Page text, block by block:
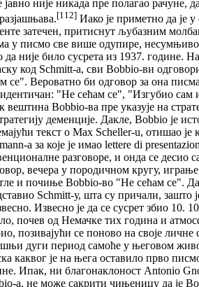
јавно није никада пре полагао рачуне,
[112] Иако је приметно да је
затечен, притиснут љубазним
у писмо све више одупире, несумњиво
да није било сусрета из 1937. године.
код Schmitt-а, сви Bobbio-ви
се". Вероватно би одговор за она
"Не сећам се", "Изгубио сам
вештина Bobbio-ва пре указује на
деменције. Дакле, Bobbio је
текст о Max Scheller-u, отишао је
a за које је имао lettere di
разговоре, и онда се десио
вечера у породичном кругу,
и почиње Bobbio-во "Не сећам се". Да
Schmitt-у, шта су причали, зашто
Извесно је да се сусрет збио 10.
почев од Немачке тих година и
позивајући се поново на своје
дуги период самоће у његовом
каквог је на њега оставило прво
Ипак, ни благонаклоност Antonio
а, не може сакрити чињеницу да је